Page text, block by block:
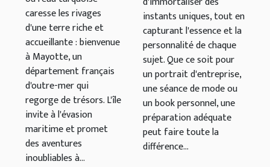
caresse les rivages
d'une terre riche et
accueillante : bienvenue
à Mayotte, un
département français
d'outre-mer qui
regorge de trésors. L'île
invite à l'évasion
maritime et promet
des aventures
inoubliables à...
instants uniques, tout en
capturant l'essence et la
personnalité de chaque
sujet. Que ce soit pour
un portrait d'entreprise,
une séance de mode ou
un book personnel, une
préparation adéquate
peut faire toute la
différence...